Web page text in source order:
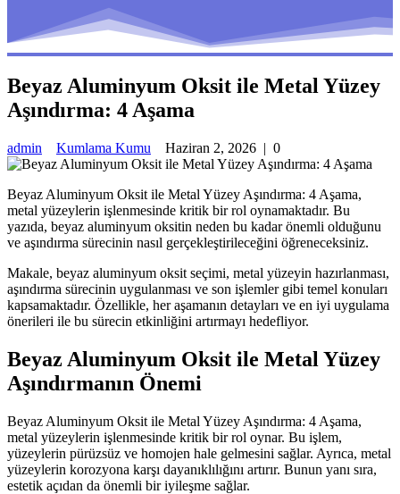
Beyaz Aluminyum Oksit ile Metal Yüzey
Aşındırma: 4 Aşama
admin Kumlama Kumu Haziran 2, 2026 | 0
Beyaz Aluminyum Oksit ile Metal Yüzey Aşındırma: 4 Aşama,
metal yüzeylerin işlenmesinde kritik bir rol oynamaktadır. Bu
yazıda, beyaz aluminyum oksitin neden bu kadar önemli olduğunu
ve aşındırma sürecinin nasıl gerçekleştirileceğini öğreneceksiniz.
Makale, beyaz aluminyum oksit seçimi, metal yüzeyin hazırlanması,
aşındırma sürecinin uygulanması ve son işlemler gibi temel konuları
kapsamaktadır. Özellikle, her aşamanın detayları ve en iyi uygulama
önerileri ile bu sürecin etkinliğini artırmayı hedefliyor.
Beyaz Aluminyum Oksit ile Metal Yüzey
Aşındırmanın Önemi
Beyaz Aluminyum Oksit ile Metal Yüzey Aşındırma: 4 Aşama,
metal yüzeylerin işlenmesinde kritik bir rol oynar. Bu işlem,
yüzeylerin pürüzsüz ve homojen hale gelmesini sağlar. Ayrıca, metal
yüzeylerin korozyona karşı dayanıklılığını artırır. Bunun yanı sıra,
estetik açıdan da önemli bir iyileşme sağlar.